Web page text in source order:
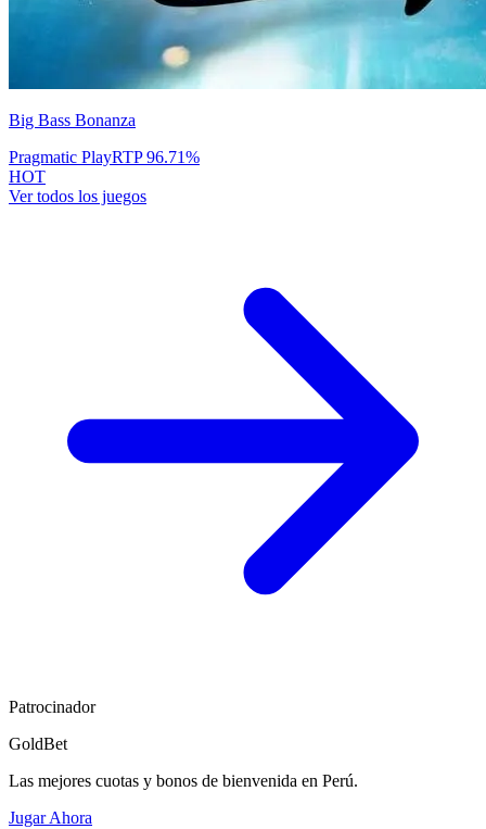
Big Bass Bonanza
Pragmatic PlayRTP96.71%
HOT
Ver todos los juegos
Patrocinador
GoldBet
Las mejores cuotas y bonos de bienvenida en Perú.
Jugar Ahora